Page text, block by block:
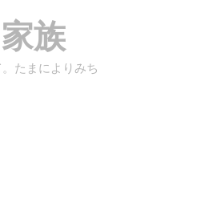
族
たまによりみち